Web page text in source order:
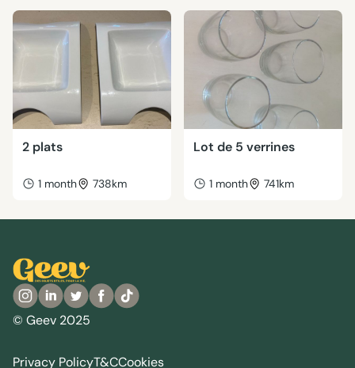
2 plats
1 month 738km
Lot de 5 verrines
1 month 741km
© Geev 2025
Privacy PolicyT&CCookies